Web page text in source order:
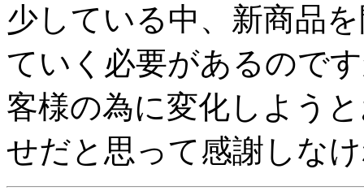
少している中、新商品
ていく必要があるので
客様の為に変化しよう
せだと思って感謝しな